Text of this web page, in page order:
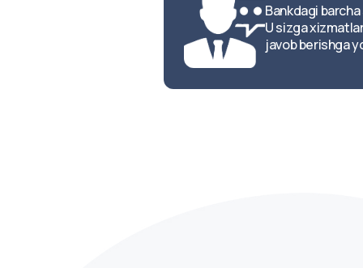
Bankdagi
U sizga
javob berishga